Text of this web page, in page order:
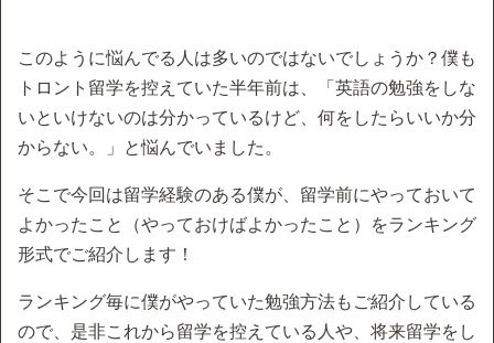
このように悩んでる人は多いのではないでしょうか？僕も
トロント留学を控えていた半年前は、「英語の勉強をしな
いといけないのは分かっているけど、何をしたらいいか分
からない。」と悩んでいました。
そこで今回は留学経験のある僕が、留学前にやっておいて
よかったこと（やっておけばよかったこと）をランキング
形式でご紹介します！
ランキング毎に僕がやっていた勉強方法もご紹介している
ので、是非これから留学を控えている人や、将来留学をし